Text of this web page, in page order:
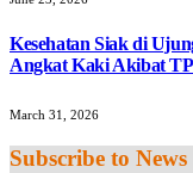
Kesehatan Siak di
Angkat Kaki Akibat
March 31, 2026
Subscribe to News